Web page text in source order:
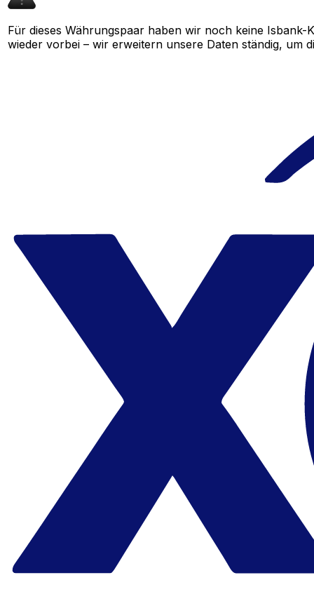
Für dieses Währungspaar haben wir noch keine
wieder vorbei – wir erweitern unsere Daten ständig, um